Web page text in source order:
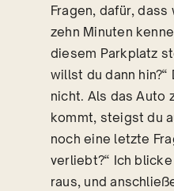
Fragen, dafür,
zehn Minuten
diesem Parkplatz
willst du dann
nicht. Als das Auto
kommt, steigst du
noch eine letzte
verliebt?“ Ich
raus, und